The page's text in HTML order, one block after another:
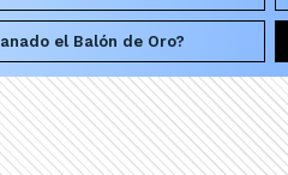
el Balón de Oro?